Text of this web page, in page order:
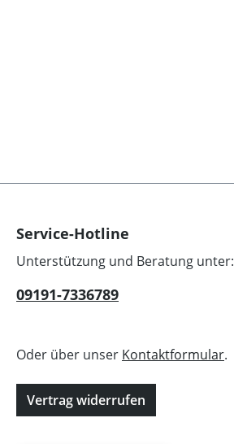
Service-Hotline
Unterstützung und Beratung unter:
09191-7336789
Oder über unser Kontaktformular.
Vertrag widerrufen